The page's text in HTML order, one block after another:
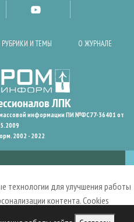
РУБРИКИ И ТЕМЫ О ЖУРНАЛЕ
информации ПИ №ФС77-36401 от
2002 - 2022
технологии для улучшения работы
контента. Cookies